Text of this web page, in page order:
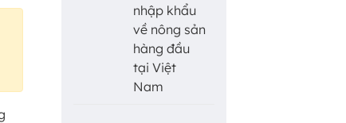
nhập khẩu
về nông sản
hàng đầu
tại Việt
Nam